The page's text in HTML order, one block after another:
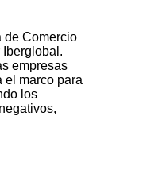
de Comercio
empresas
el marco para
los